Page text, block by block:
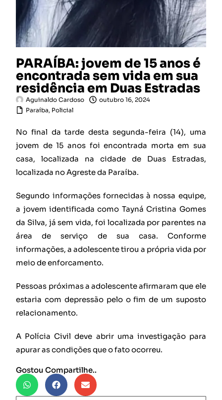
PARAÍBA: jovem de 15 anos é
encontrada sem vida em sua
residência em Duas Estradas
Aguinaldo Cardoso
outubro 16, 2024
Paraíba, Policial
No final da tarde desta segunda-feira (14), uma
jovem de 15 anos foi encontrada morta em sua
casa, localizada na cidade de Duas Estradas,
localizada no Agreste da Paraíba.
Segundo informações fornecidas à nossa equipe,
a jovem identificada como Tayná Cristina Gomes
da Silva, já sem vida, foi localizada por parentes na
área de serviço de sua casa. Conforme
informações, a adolescente tirou a própria vida por
meio de enforcamento.
Pessoas próximas a adolescente afirmaram que ele
estaria com depressão pelo o fim de um suposto
relacionamento.
A Polícia Civil deve abrir uma investigação para
apurar as condições que o fato ocorreu.
Gostou Compartilhe..